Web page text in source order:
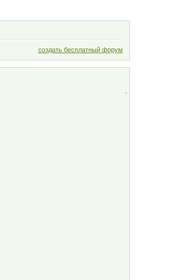
создать бесплатный форум